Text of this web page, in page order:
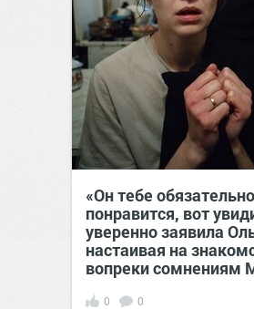
«Он тебе обязательно
понравится, вот
уверенно заявила
настаивая на
вопреки сомнениям
0 0